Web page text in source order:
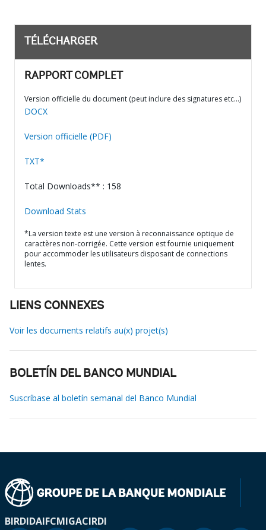
TÉLÉCHARGER
RAPPORT COMPLET
Version officielle du document (peut inclure des signatures etc…)
DOCX
Version officielle (PDF)
TXT*
Total Downloads** : 158
Download Stats
*La version texte est une version à reconnaissance optique de
caractères non-corrigée. Cette version est fournie uniquement
pour accommoder les utilisateurs disposant de connections
lentes.
LIENS CONNEXES
Voir les documents relatifs au(x) projet(s)
BOLETÍN DEL BANCO MUNDIAL
Suscríbase al boletín semanal del Banco Mundial
BIRDIDAIFCMIGACIRDI